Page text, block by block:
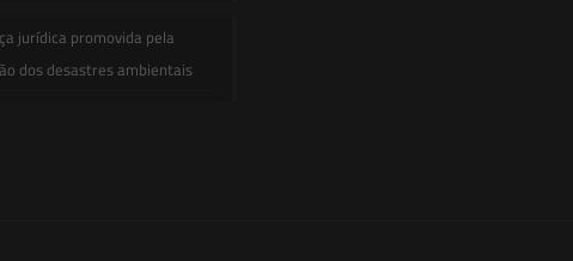
jurídica promovida pela
dos desastres ambientais